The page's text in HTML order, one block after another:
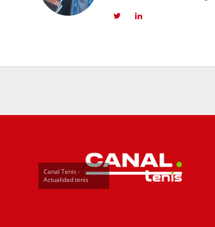
Canal Tenis -
Actualidad tenis